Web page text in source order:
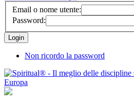
Email o nome utente:
Password:
Non ricordo la password